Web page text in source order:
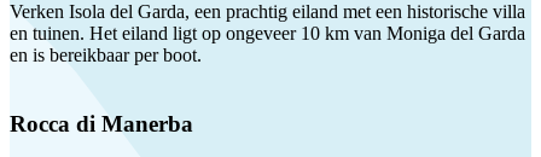
Verken Isola del Garda, een prachtig eiland met een historische villa
en tuinen. Het eiland ligt op ongeveer 10 km van Moniga del Garda
en is bereikbaar per boot.
Rocca di Manerba